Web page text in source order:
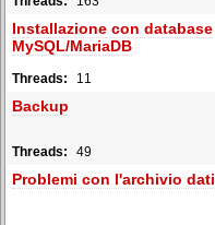
Installazione con database
MySQL/MariaDB
11
Backup
49
Problemi con l'archivio dati